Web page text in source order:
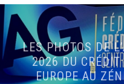
LES PHOTOS DE
2026 DU CRÉDIT
EUROPE AU